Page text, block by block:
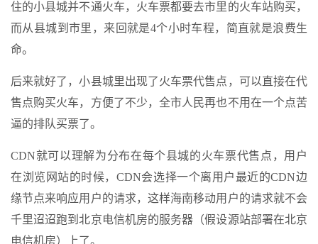
住的小县城并不通火车，火车票都要去市里的火车站购买，
而从县城到市里，来回就是4个小时车程，简直就是浪费生
命。
后来就好了，小县城里出现了火车票代售点，可以直接在代
售点购买火车，方便了不少，全市人民再也不用在一个点苦
逼的排队买票了。
CDN就可以理解为分布在每个县城的火车票代售点，用户
在浏览网站的时候，CDN会选择一个离用户最近的CDN边
缘节点来响应用户的请求，这样海南移动用户的请求就不会
千里迢迢跑到北京电信机房的服务器（假设源站部署在北京
电信机房）上了。